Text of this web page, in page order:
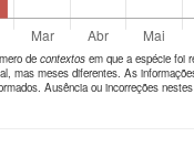
de contextos em que a espécie foi
mas meses diferentes. As
Ausência ou incorreções